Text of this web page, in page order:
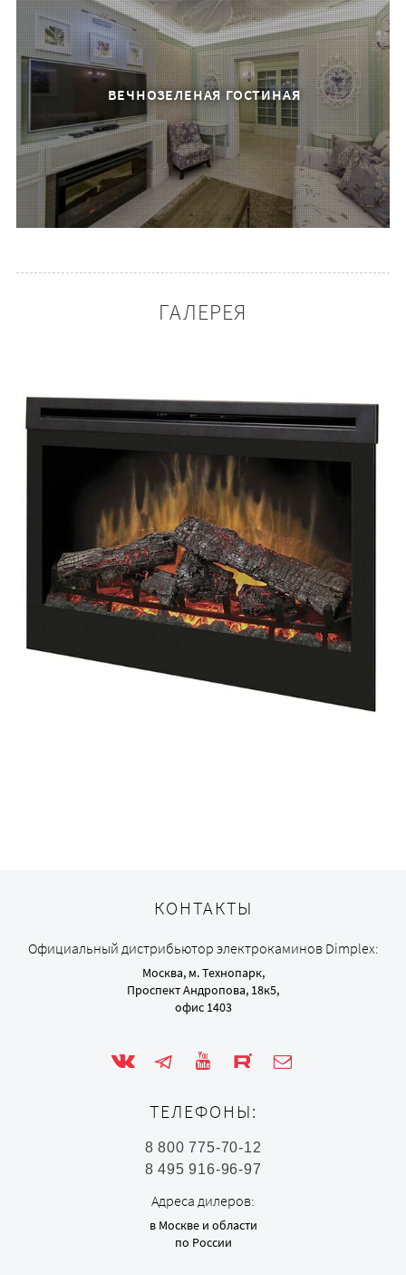
ВЕЧНОЗЕЛЕНАЯ ГОСТИНАЯ
ГАЛЕРЕЯ
КОНТАКТЫ
Официальный дистрибьютор электрокаминов Dimplex:
Москва, м. Технопарк,
Проспект Андропова, 18к5,
офис 1403
ТЕЛЕФОНЫ:
8 800 775-70-12
8 495 916-96-97
Адреса дилеров:
в Москве и области
по России